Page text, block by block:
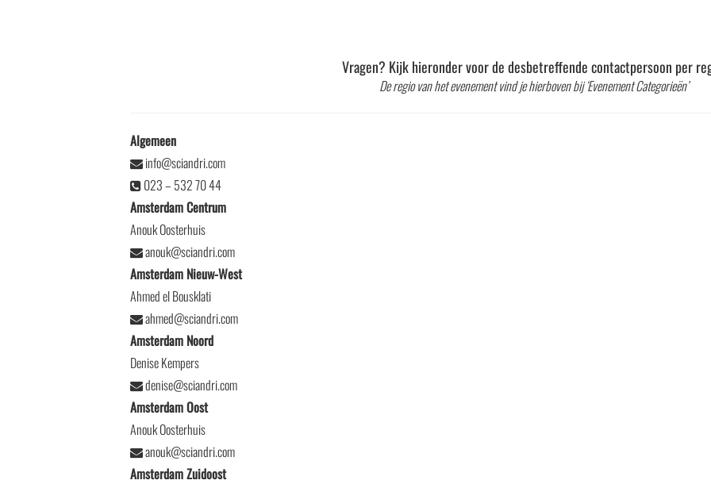
Vragen? Kijk hieronder voor de desbetreffende contactpersoon per
De regio van het evenement vind je hierboven bij ‘Evenement Categorieën’
Algemeen
info@sciandri.com
023 – 532 70 44
Amsterdam Centrum
Anouk Oosterhuis
anouk@sciandri.com
Amsterdam Nieuw-West
Ahmed el Bousklati
ahmed@sciandri.com
Amsterdam Noord
Denise Kempers
denise@sciandri.com
Amsterdam Oost
Anouk Oosterhuis
anouk@sciandri.com
Amsterdam Zuidoost